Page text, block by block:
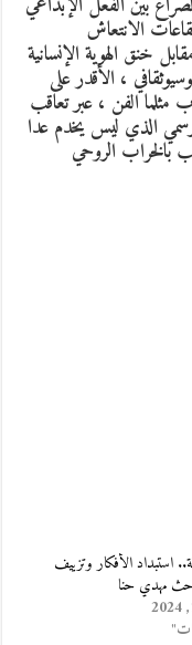
الانتعاش
خنق الهوية الإنسانية
، الأقدر على
مثلما الفن ، عبر تعاقب
الذي ليس يخدم عدا
بالخراب الروحي
استبداد الأفكار وتزييف
مهدي حنا